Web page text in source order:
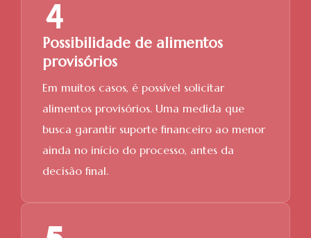
Possibilidade de alimentos
provisórios
Em muitos casos, é possível solicitar
alimentos provisórios. Uma medida que
busca garantir suporte financeiro ao menor
ainda no início do processo, antes da
decisão final.